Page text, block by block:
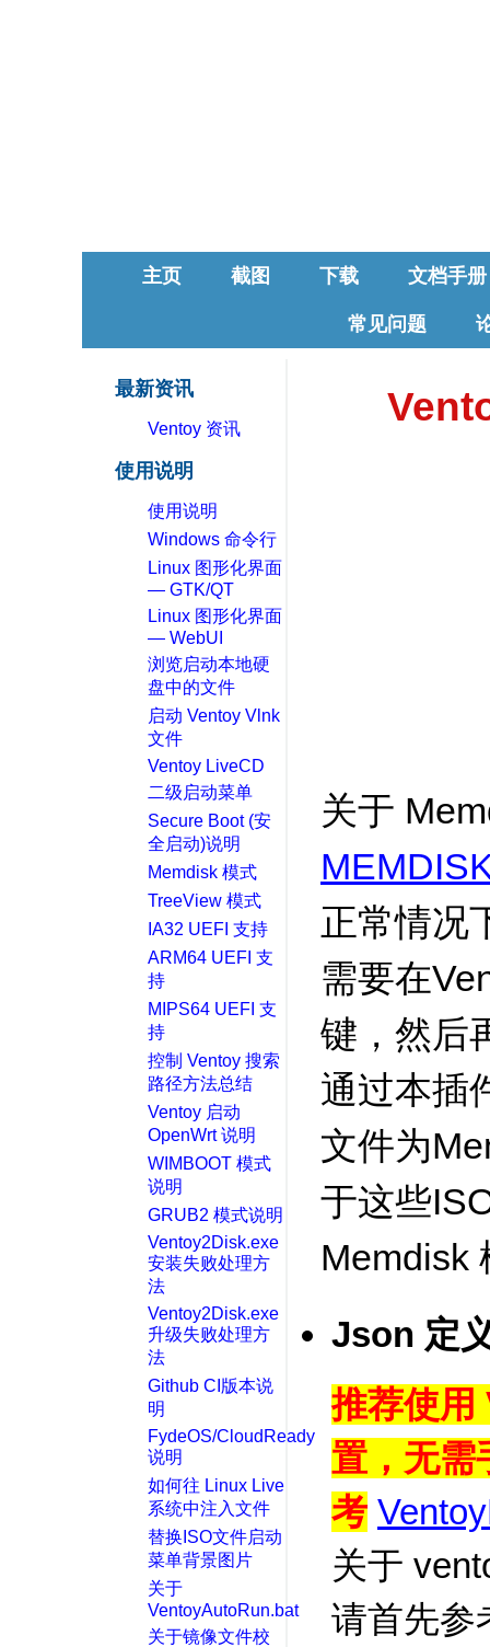
主页 截图 下载 文档手册
常见问题
最新资讯
Ventoy 资讯
使用说明
使用说明
Windows 命令行
Linux 图形化界面
— GTK/QT
Linux 图形化界面
— WebUI
浏览启动本地硬
盘中的文件
启动 Ventoy Vlnk
文件
Ventoy LiveCD
二级启动菜单
Secure Boot (安
全启动)说明
Memdisk 模式
TreeView 模式
IA32 UEFI 支持
ARM64 UEFI 支
持
MIPS64 UEFI 支
持
控制 Ventoy 搜索
路径方法总结
Ventoy 启动
OpenWrt 说明
WIMBOOT 模式
说明
GRUB2 模式说明
Ventoy2Disk.exe
安装失败处理方
法
Ventoy2Disk.exe
升级失败处理方
法
Github CI版本说
明
FydeOS/CloudReady
说明
如何往 Linux Live
系统中注入文件
替换ISO文件启动
菜单背景图片
关于
VentoyAutoRun.bat
关于镜像文件校
关于
正常情况
需要在
键，然后
通过本插
文件为
于这些
Memdisk
Json 定
推荐使
置，无需
考
关于
请首先